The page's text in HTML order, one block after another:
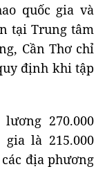
quốc gia và
tại Trung tâm
Cần Thơ chỉ
định khi tập
270.000
gia là 215.000
địa phương